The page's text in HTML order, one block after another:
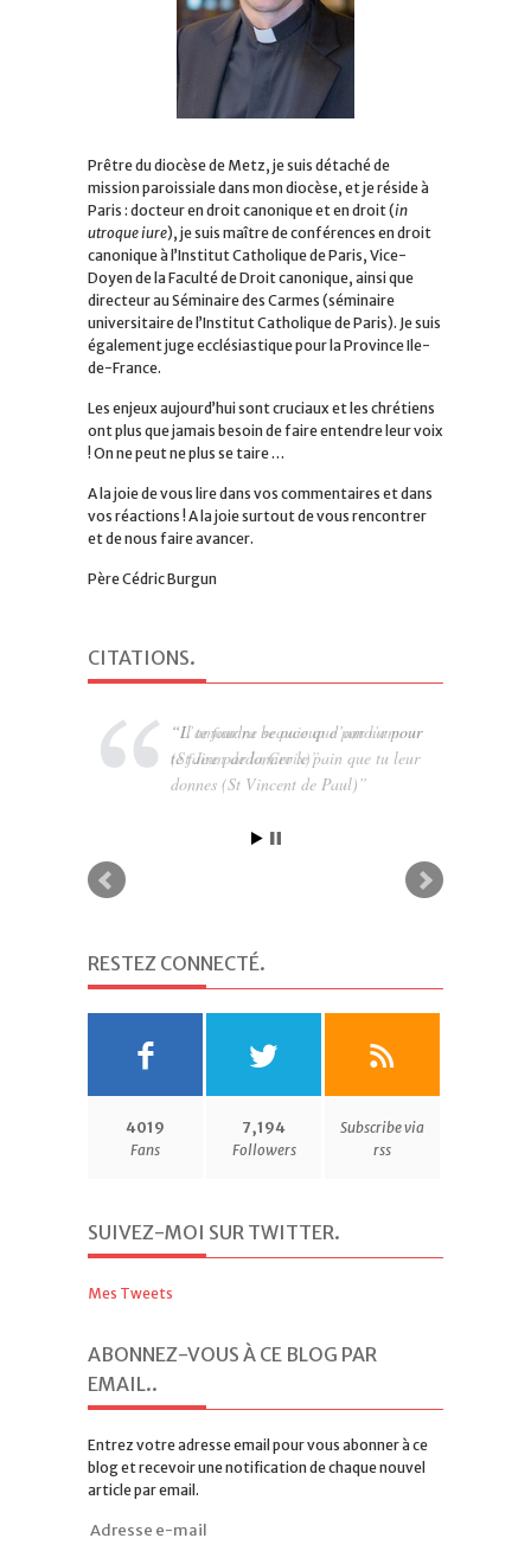
Prêtre du diocèse de Metz, je suis détaché de
mission paroissiale dans mon diocèse, et je réside à
Paris : docteur en droit canonique et en droit (in
utroque iure), je suis maître de conférences en droit
canonique à l’Institut Catholique de Paris, Vice-
Doyen de la Faculté de Droit canonique, ainsi que
directeur au Séminaire des Carmes (séminaire
universitaire de l’Institut Catholique de Paris). Je suis
également juge ecclésiastique pour la Province Ile-
de-France.
Les enjeux aujourd’hui sont cruciaux et les chrétiens
ont plus que jamais besoin de faire entendre leur voix
! On ne peut ne plus se taire …
A la joie de vous lire dans vos commentaires et dans
vos réactions ! A la joie surtout de vous rencontrer
et de nous faire avancer.
Père Cédric Burgun
CITATIONS.
Il te faudra beaucoup d’amour pour
te faire pardonner le pain que tu leur
donnes (St Vincent de Paul)
RESTEZ CONNECTÉ.
4019
Fans
7,194
Followers
Subscribe via
rss
SUIVEZ-MOI SUR TWITTER.
Mes Tweets
ABONNEZ-VOUS À CE BLOG PAR
EMAIL..
Entrez votre adresse email pour vous abonner à ce
blog et recevoir une notification de chaque nouvel
article par email.
Adresse